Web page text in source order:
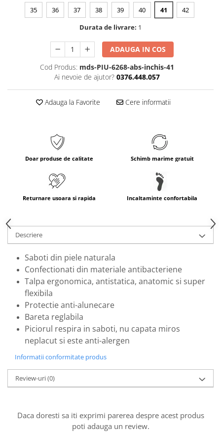
35 36 37 38 39 40 41
42
Durata de livrare: 1
ADAUGA IN COS
Cod Produs: mds-PIU-6268-abs-inchis-41
Ai nevoie de ajutor? 0376.448.057
Adauga la Favorite Cere informatii
Doar produse de calitate Schimb marime gratuit
Returnare usoara si rapida Incaltaminte confortabila
Descriere
Saboti din piele naturala
Confectionati din materiale antibacteriene
Talpa ergonomica, antistatica, anatomic si super
flexibila
Protectie anti-alunecare
Bareta reglabila
Piciorul respira in saboti, nu capata miros
neplacut si este anti-alergen
Informatii conformitate produs
Review-uri(0)
Daca doresti sa iti exprimi parerea despre acest produs
poti adauga un review.